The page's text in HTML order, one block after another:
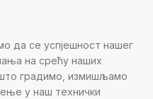
да се успјешност нашег
на срећу наших
градимо, измишљамо
у наш технички